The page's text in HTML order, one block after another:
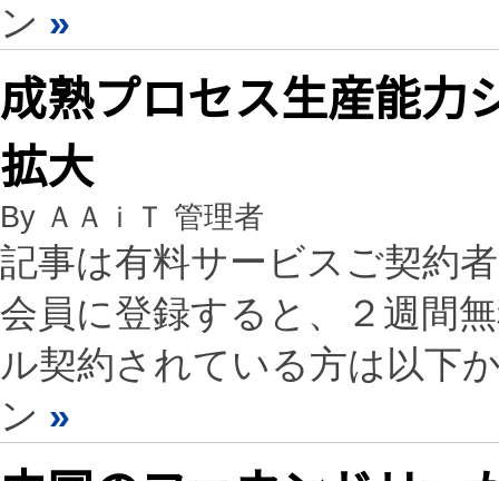
ン »
成熟プロセス生産能力
拡大
By ＡＡｉＴ 管理者
記事は有料サービスご契約
会員に登録すると、２週間
ル契約されている方は以下
ン »